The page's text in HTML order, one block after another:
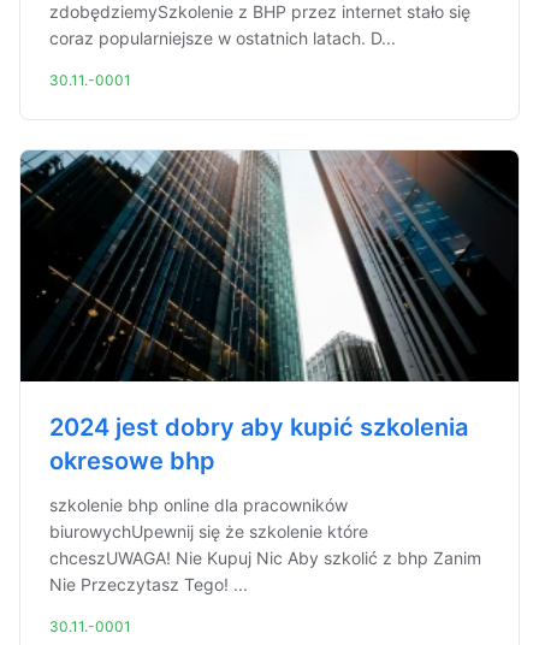
zdobędziemySzkolenie z BHP przez internet stało się
coraz popularniejsze w ostatnich latach. D...
30.11.-0001
2024 jest dobry aby kupić szkolenia
okresowe bhp
szkolenie bhp online dla pracowników
biurowychUpewnij się że szkolenie które
chceszUWAGA! Nie Kupuj Nic Aby szkolić z bhp Zanim
Nie Przeczytasz Tego! ...
30.11.-0001